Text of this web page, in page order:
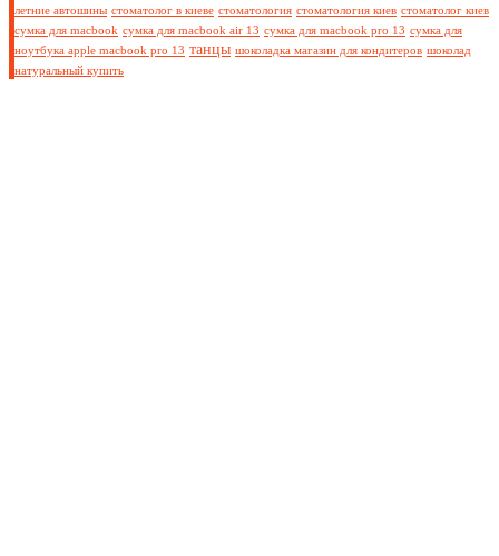
летние автошины стоматолог в киеве стоматология стоматология киев стоматолог киев
сумка для macbook сумка для macbook air 13 сумка для macbook pro 13 сумка для
ноутбука apple macbook pro 13 танцы шоколадка магазин для кондитеров шоколад
натуральный купить